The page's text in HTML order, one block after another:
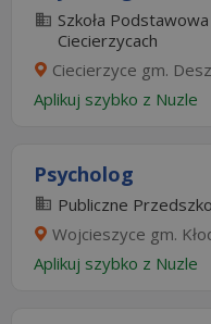
Szkoła
Ciecierzycach
Ciecierzyce gm.
Aplikuj szybko z Nuzle
Psycholog
Publiczne
Wojcieszyce gm.
Aplikuj szybko z Nuzle